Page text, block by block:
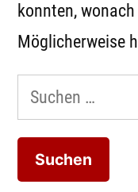
konnten,
Möglicherweise
Suchen
nach: